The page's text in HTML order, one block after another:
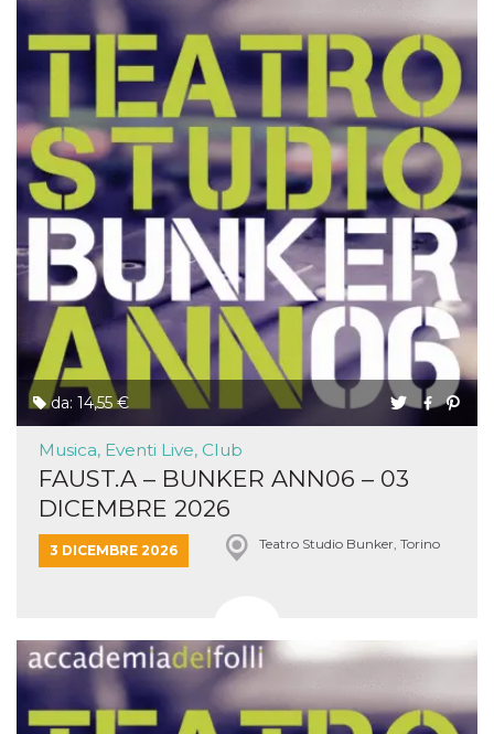
da: 14,55 €
Musica, Eventi Live, Club
FAUST.A – BUNKER ANN06 – 03
DICEMBRE 2026
3 DICEMBRE 2026 Teatro Studio Bunker, Torino